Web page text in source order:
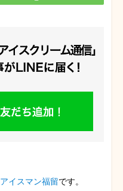
アイスマン福留です。